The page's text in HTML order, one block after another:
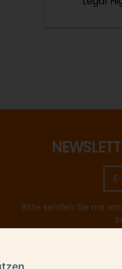
Bitte senden Sie mir